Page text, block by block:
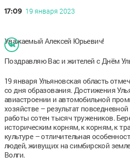
17:09 19 января 2023
Уважаемый Алексей Юрьевич!
Поздравляю Вас и жителей с Днём
19 января Ульяновская область
со дня образования. Достижения
авиастроении и автомобильной
хозяйстве – результат
работы сотен тысяч тружеников.
историческим корням, к корням, к
культуре – отличительная
людей, живущих на симбирской
Волги.